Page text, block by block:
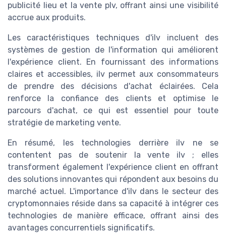
publicité lieu et la vente plv, offrant ainsi une visibilité
accrue aux produits.
Les caractéristiques techniques d'ilv incluent des
systèmes de gestion de l'information qui améliorent
l'expérience client. En fournissant des informations
claires et accessibles, ilv permet aux consommateurs
de prendre des décisions d'achat éclairées. Cela
renforce la confiance des clients et optimise le
parcours d'achat, ce qui est essentiel pour toute
stratégie de marketing vente.
En résumé, les technologies derrière ilv ne se
contentent pas de soutenir la vente ilv ; elles
transforment également l'expérience client en offrant
des solutions innovantes qui répondent aux besoins du
marché actuel. L'importance d'ilv dans le secteur des
cryptomonnaies réside dans sa capacité à intégrer ces
technologies de manière efficace, offrant ainsi des
avantages concurrentiels significatifs.